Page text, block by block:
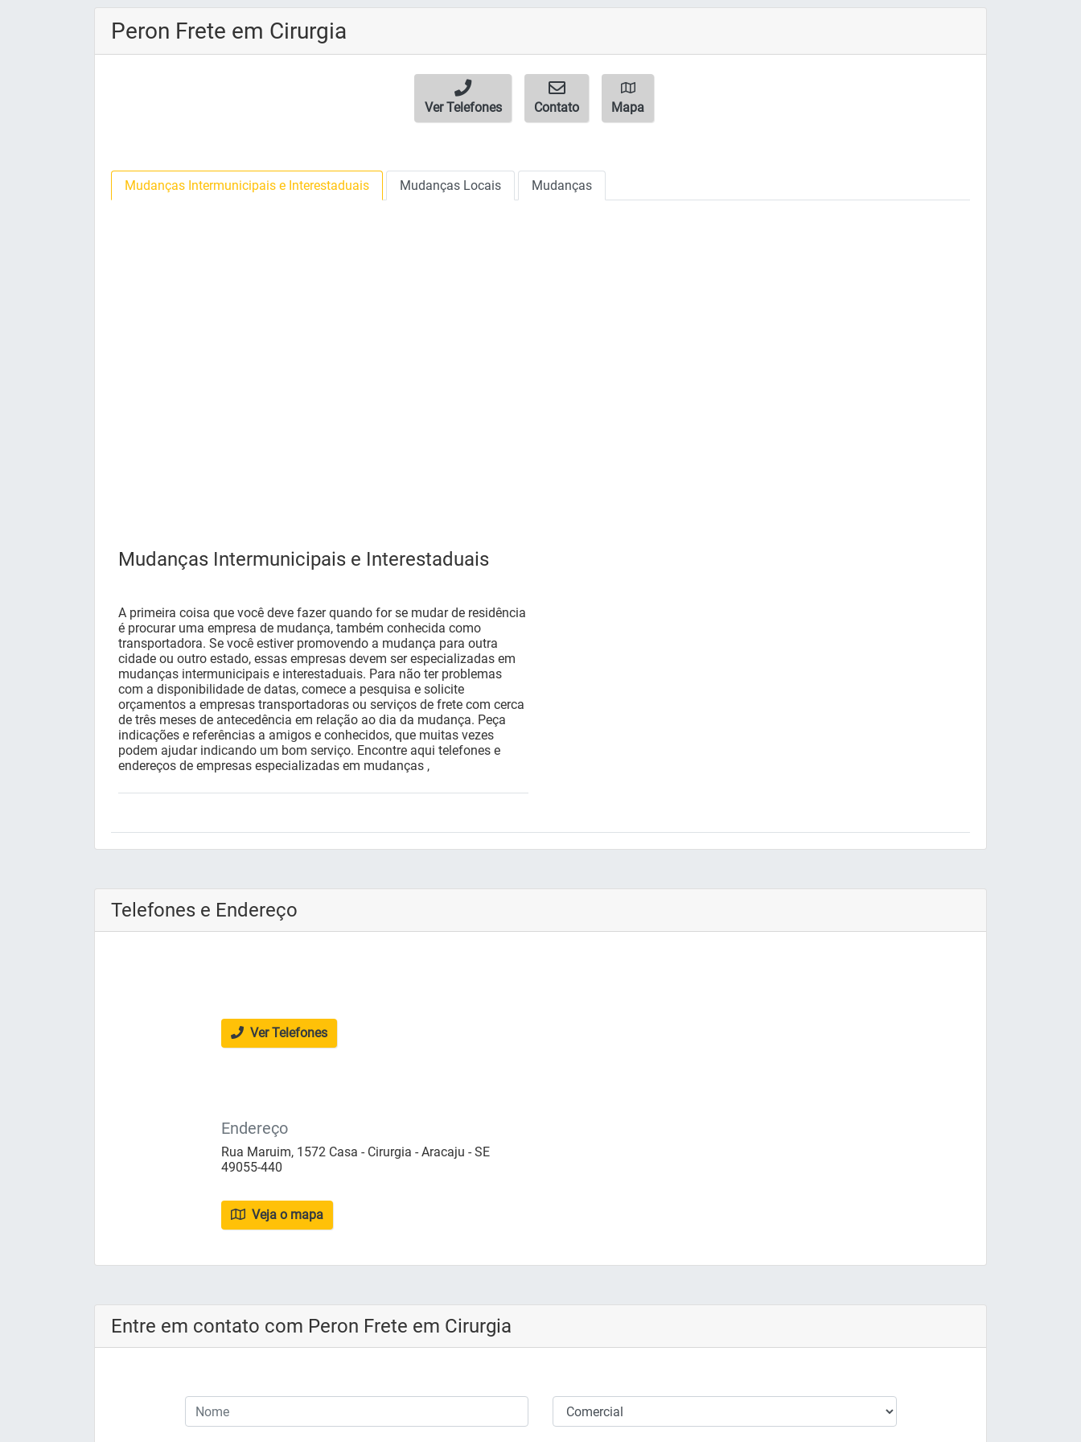
Peron Frete em Cirurgia
Ver Telefones Contato Mapa
Mudanças Intermunicipais e Interestaduais Mudanças Locais Mudanças
Mudanças Intermunicipais e Interestaduais
A primeira coisa que você deve fazer quando for se mudar de residência
é procurar uma empresa de mudança, também conhecida como
transportadora. Se você estiver promovendo a mudança para outra
cidade ou outro estado, essas empresas devem ser especializadas em
mudanças intermunicipais e interestaduais. Para não ter problemas
com a disponibilidade de datas, comece a pesquisa e solicite
orçamentos a empresas transportadoras ou serviços de frete com cerca
de três meses de antecedência em relação ao dia da mudança. Peça
indicações e referências a amigos e conhecidos, que muitas vezes
podem ajudar indicando um bom serviço. Encontre aqui telefones e
endereços de empresas especializadas em mudanças ,
Telefones e Endereço
Ver Telefones
Endereço
Rua Maruim, 1572 Casa - Cirurgia - Aracaju - SE
49055-440
Veja o mapa
Entre em contato com Peron Frete em Cirurgia